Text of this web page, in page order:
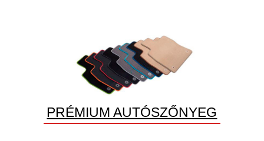
PRÉMIUM AUTÓSZŐNYEG